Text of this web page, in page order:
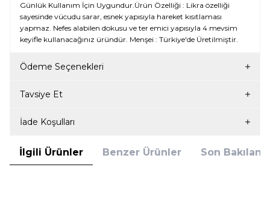
Günlük Kullanım İçin Uygundur.Ürün Özelliği : Likra özelliği
sayesinde vücudu sarar, esnek yapısıyla hareket kısıtlaması
yapmaz. Nefes alabilen dokusu ve ter emici yapısıyla 4 mevsim
keyifle kullanacağınız üründür. Menşei : Türkiye'de Üretilmiştir.
Ödeme Seçenekleri
Tavsiye Et
İade Koşulları
İlgili Ürünler Benzer Ürünler Son